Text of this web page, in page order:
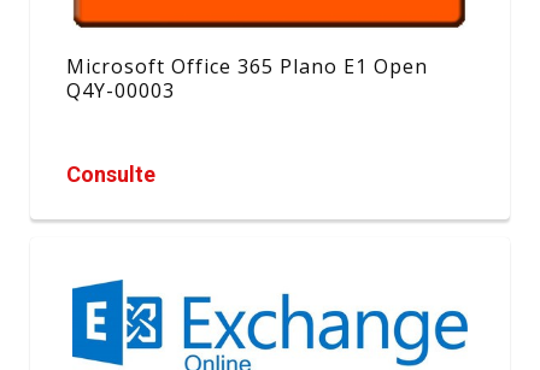
Microsoft Office 365 Plano E1 Open
Q4Y-00003
Consulte